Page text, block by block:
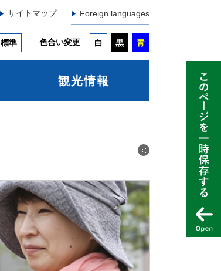
サイトマップ Foreign languages
標準 色合い変更 白 黒 青
観光情報